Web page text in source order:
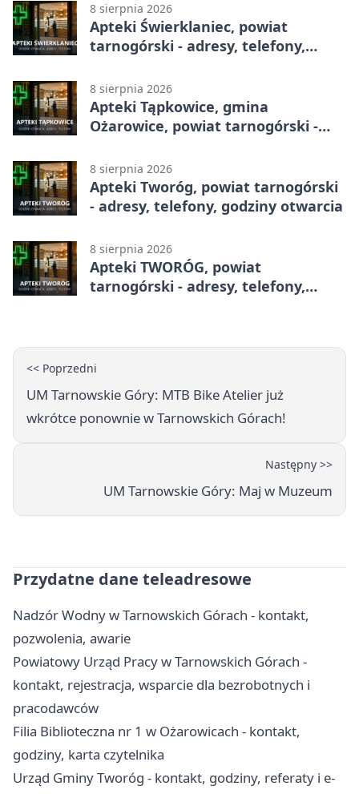
8 sierpnia 2026
Apteki Świerklaniec, powiat
tarnogórski - adresy, telefony,
8 sierpnia 2026
Apteki Tąpkowice, gmina
Ożarowice, powiat tarnogórski -
8 sierpnia 2026
Apteki Tworóg, powiat tarnogórski
- adresy, telefony, godziny otwarcia
8 sierpnia 2026
Apteki TWORÓG, powiat
tarnogórski - adresy, telefony,
<< Poprzedni
UM Tarnowskie Góry: MTB Bike Atelier już
wkrótce ponownie w Tarnowskich Górach!
Następny >>
UM Tarnowskie Góry: Maj w Muzeum
Przydatne dane teleadresowe
Nadzór Wodny w Tarnowskich Górach - kontakt,
pozwolenia, awarie
Powiatowy Urząd Pracy w Tarnowskich Górach -
kontakt, rejestracja, wsparcie dla bezrobotnych i
pracodawców
Filia Biblioteczna nr 1 w Ożarowicach - kontakt,
godziny, karta czytelnika
Urząd Gminy Tworóg - kontakt, godziny, referaty i e-